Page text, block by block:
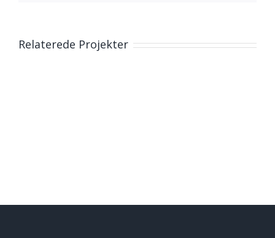
Relaterede Projekter